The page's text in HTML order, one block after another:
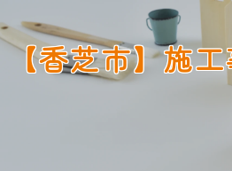
【香芝市】施